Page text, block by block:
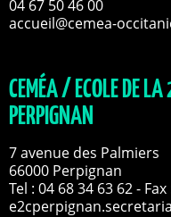
04 67 50 46 00
accueil@cemea-
CEMÉA / ECOLE DE LA
PERPIGNAN
7 avenue des Palmiers
66000 Perpignan
Tel : 04 68 34 63 62- Fax